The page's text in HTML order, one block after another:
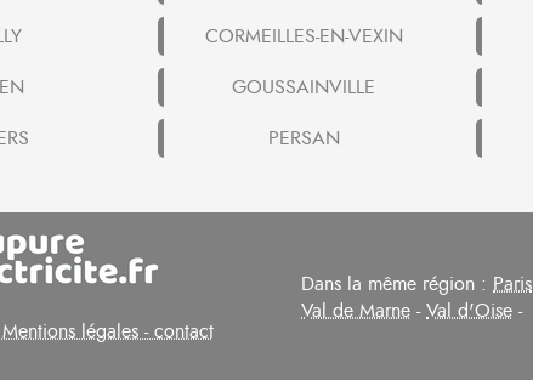
CORMEILLES-EN-VEXIN
GOUSSAINVILLE
PERSAN
Mentions légales - contact
Dans la même région : Paris
Val de Marne -Val d'Oise -